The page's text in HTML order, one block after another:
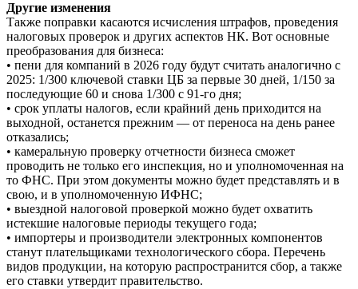
Другие изменения
Также поправки касаются исчисления штрафов, проведения
налоговых проверок и других аспектов НК. Вот основные
преобразования для бизнеса:
• пени для компаний в 2026 году будут считать аналогично с
2025: 1/300 ключевой ставки ЦБ за первые 30 дней, 1/150 за
последующие 60 и снова 1/300 с 91-го дня;
• срок уплаты налогов, если крайний день приходится на
выходной, останется прежним — от переноса на день ранее
отказались;
• камеральную проверку отчетности бизнеса сможет
проводить не только его инспекция, но и уполномоченная на
то ФНС. При этом документы можно будет представлять и в
свою, и в уполномоченную ИФНС;
• выездной налоговой проверкой можно будет охватить
истекшие налоговые периоды текущего года;
• импортеры и производители электронных компонентов
станут плательщиками технологического сбора. Перечень
видов продукции, на которую распространится сбор, а также
его ставки утвердит правительство.